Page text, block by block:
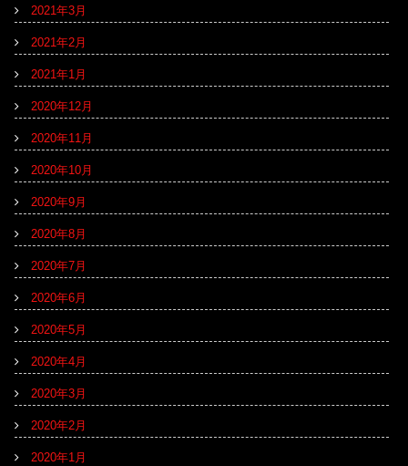
2021年3月
2021年2月
2021年1月
2020年12月
2020年11月
2020年10月
2020年9月
2020年8月
2020年7月
2020年6月
2020年5月
2020年4月
2020年3月
2020年2月
2020年1月